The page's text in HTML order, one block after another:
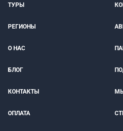
ТУРЫ
РЕГИОНЫ
О НАС
БЛОГ
КОНТАКТЫ
ОПЛАТА